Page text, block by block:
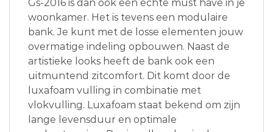
Gs-2016 is dan ook een echte must have in je
woonkamer. Het is tevens een modulaire
bank. Je kunt met de losse elementen jouw
overmatige indeling opbouwen. Naast de
artistieke looks heeft de bank ook een
uitmuntend zitcomfort. Dit komt door de
luxafoam vulling in combinatie met
vlokvulling. Luxafoam staat bekend om zijn
lange levensduur en optimale